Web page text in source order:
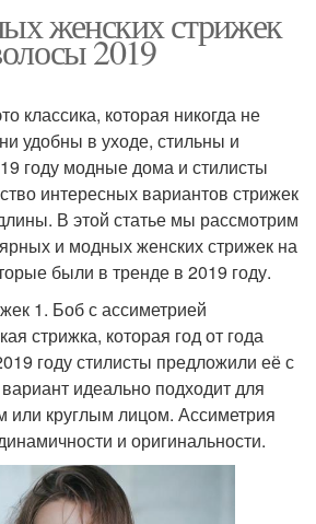
женских стрижек
2019
классика, которая никогда не
удобны в уходе, стильны и
году модные дома и стилисты
интересных вариантов стрижек
В этой статье мы рассмотрим
и модных женских стрижек на
были в тренде в 2019 году.
1. Боб с ассиметрией
стрижка, которая год от года
году стилисты предложили её с
идеально подходит для
или круглым лицом. Ассиметрия
и оригинальности.